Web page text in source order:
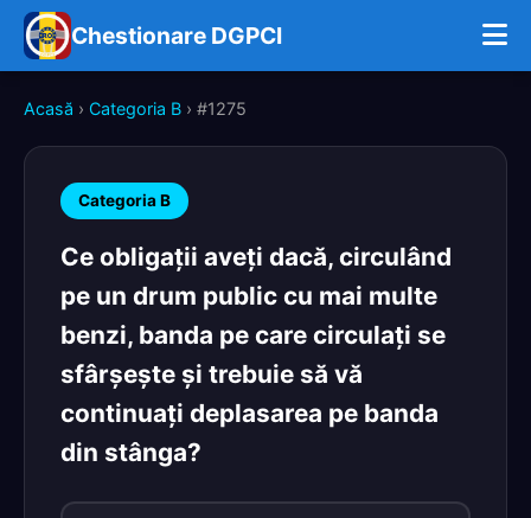
Chestionare DGPCI
Acasă › Categoria B › #1275
Categoria B
Ce obligaţii aveţi dacă, circulând
pe un drum public cu mai multe
benzi, banda pe care circulaţi se
sfârşeşte şi trebuie să vă
continuaţi deplasarea pe banda
din stânga?